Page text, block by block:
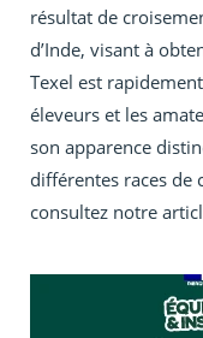
résultat de
d’Inde, visant à
Texel est
éleveurs et les
son apparence
différentes races de
consultez notre